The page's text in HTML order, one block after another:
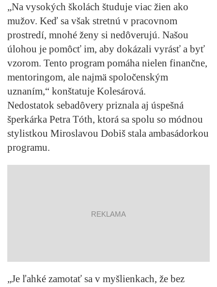
„Na vysokých školách študuje viac žien ako
mužov. Keď sa však stretnú v pracovnom
prostredí, mnohé ženy si nedôverujú. Našou
úlohou je pomôcť im, aby dokázali vyrásť a byť
vzorom. Tento program pomáha nielen finančne,
mentoringom, ale najmä spoločenským
uznaním,“ konštatuje Kolesárová.
Nedostatok sebadôvery priznala aj úspešná
šperkárka Petra Tóth, ktorá sa spolu so módnou
stylistkou Miroslavou Dobiš stala ambasádorkou
programu.
reklama
„Je ľahké zamotať sa v myšlienkach, že bez